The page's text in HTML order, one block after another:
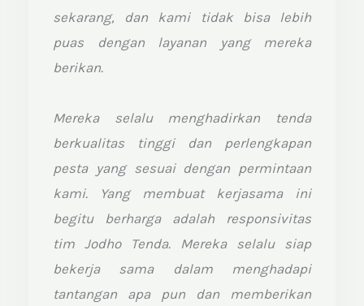
5
o
o
f
sekarang, dan kami tidak bisa lebih
puas dengan layanan yang mereka
berikan.
Mereka selalu menghadirkan tenda
berkualitas tinggi dan perlengkapan
pesta yang sesuai dengan permintaan
kami. Yang membuat kerjasama ini
begitu berharga adalah responsivitas
tim Jodho Tenda. Mereka selalu siap
bekerja sama dalam menghadapi
tantangan apa pun dan memberikan